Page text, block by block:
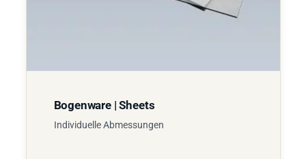
Bogenware | Sheets
Individuelle Abmessungen